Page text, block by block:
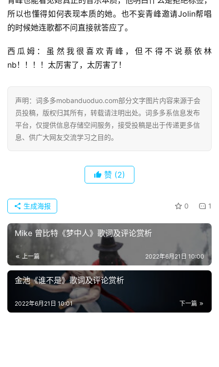
首
页
好
词
好
所以也懂得如何表现本质的她。也不妄青峰邀请Jolin帮唱
的时候她连歌都不问直接就答应了。
西瓜姆：虽然我很喜欢青峰，但不得不说蔡依林
nb！！！！太厉害了，太厉害了！
声明：词多多mobanduoduo.com部分文字图片内容来源于会
员投稿，版权归其所有，转载请注明出处。词多多系信息发布
平台，仅提供信息存储空间服务，接受投稿是出于传递更多信
息、供广大网友交流学习之目的。
赞 (2)
0 1
生成海报
Mike 曾比特《梦中人》歌词及评论赏析
上一篇 2022年6月21日 10:00
金池《谁不是》歌词及评论赏析
下一篇
2022年6月21日 10:01